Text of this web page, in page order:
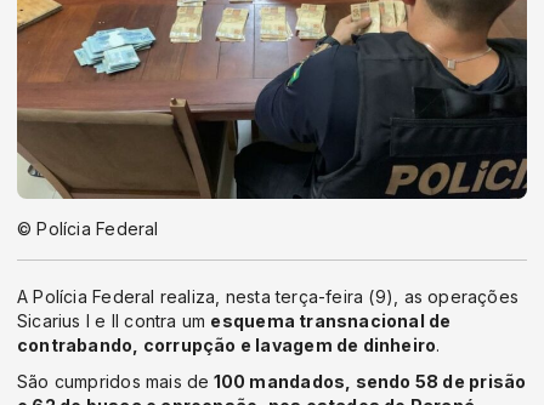
© Polícia Federal
A Polícia Federal realiza, nesta terça-feira (9), as operações
Sicarius I e II contra um esquema transnacional de
contrabando, corrupção e lavagem de dinheiro.
São cumpridos mais de 100 mandados, sendo 58 de prisão